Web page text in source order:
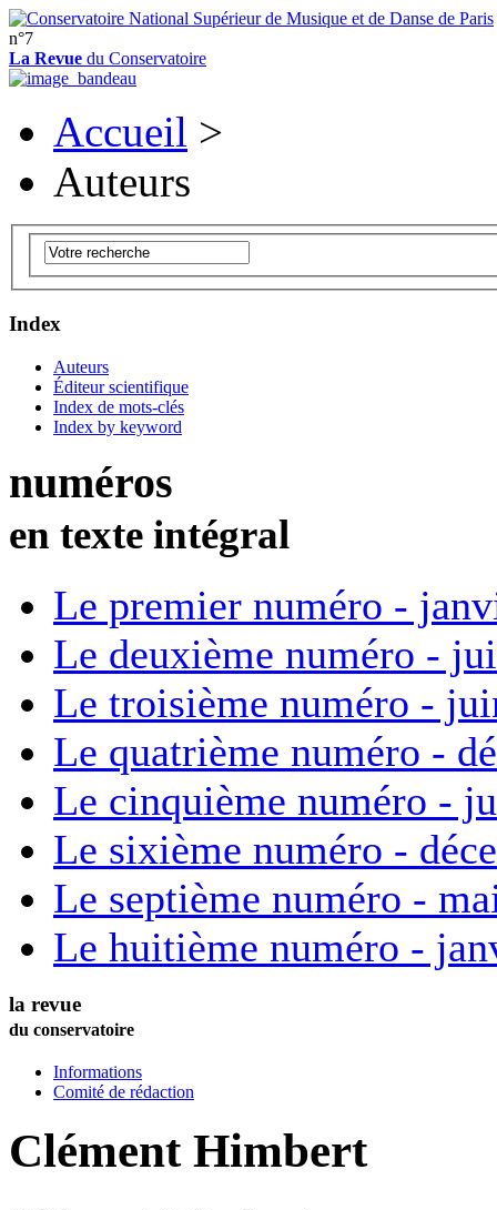
n°7
La Revue du Conservatoire
Accueil >
Auteurs
Index
Auteurs
Éditeur scientifique
Index de mots-clés
Index by keyword
numéros
en texte intégral
Le premier numéro -
Le deuxième numéro -
Le troisième numéro -
Le quatrième numéro -
Le cinquième numéro -
Le sixième numéro -
Le septième numéro -
Le huitième numéro -
la revue
du conservatoire
Informations
Comité de rédaction
Clément Himbert